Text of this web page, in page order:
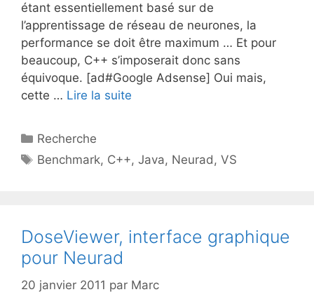
étant essentiellement basé sur de
l’apprentissage de réseau de neurones, la
performance se doit être maximum … Et pour
beaucoup, C++ s’imposerait donc sans
équivoque. [ad#Google Adsense] Oui mais,
cette … Lire la suite
Catégories
Recherche
Étiquettes
Benchmark, C++,Java, Neurad,VS
DoseViewer, interface graphique
pour Neurad
20 janvier 2011 par Marc